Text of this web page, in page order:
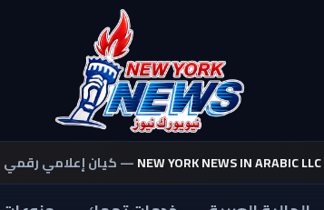
NEW YORK NEWS IN ARABIC LLC— كيان إعلامي